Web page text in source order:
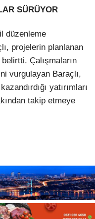
SÜRÜYOR
düzenleme
projelerin planlanan
Çalışmaların
vurgulayan Baraçlı,
yatırımları
takip etmeye